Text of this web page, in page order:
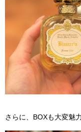
さらに、BOXも大変魅